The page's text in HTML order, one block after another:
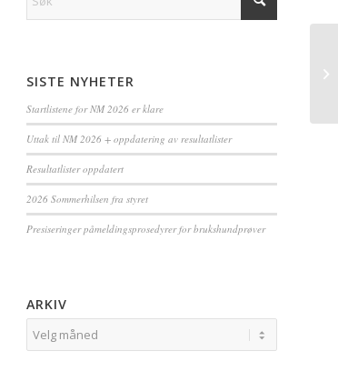
SISTE NYHETER
Startlistene for NM 2026 er klare
Uttak til NM 2026 + oppdatering av resultatlister
Resultatlister oppdatert
2026 Sommerhilsen fra styret
Presiseringer påmeldingsprosedyrer for brukshundprøver
ARKIV